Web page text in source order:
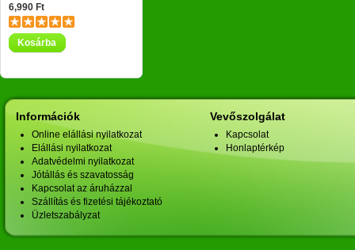
6,990 Ft
Kosárba
Információk
Online elállási nyilatkozat
Elállási nyilatkozat
Adatvédelmi nyilatkozat
Jótállás és szavatosság
Kapcsolat az áruházzal
Szállítás és fizetési tájékoztató
Üzletszabályzat
Vevőszolgálat
Kapcsolat
Honlaptérkép